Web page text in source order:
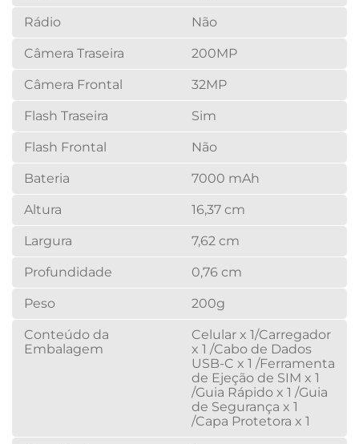
Rádio Não
Câmera Traseira 200MP
Câmera Frontal 32MP
Flash Traseira Sim
Flash Frontal Não
Bateria 7000 mAh
Altura 16,37 cm
Largura 7,62 cm
Profundidade 0,76 cm
Peso 200g
Conteúdo da
Embalagem
Celular x 1/Carregador
x 1 /Cabo de Dados
USB-C x 1 /Ferramenta
de Ejeção de SIM x 1
/Guia Rápido x 1 /Guia
de Segurança x 1
/Capa Protetora x 1